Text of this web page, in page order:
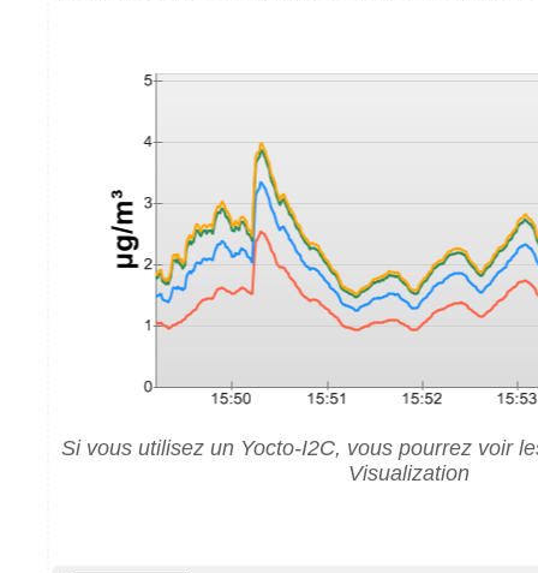
Si vous utilisez un Yocto-I2C, vous pourrez voir
Visualization